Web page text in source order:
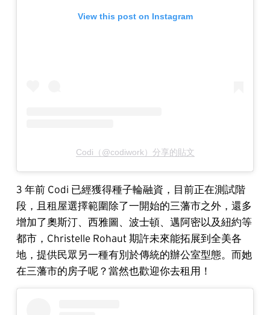
View this post on Instagram
Codi（@codiwork）分享的貼文
3 年前 Codi 已經獲得種子輪融資，目前正在測試階
段，且租屋選擇範圍除了一開始的三藩市之外，還多
增加了奧斯汀、西雅圖、波士頓、邁阿密以及紐約等
都市，Christelle Rohaut 期許未來能拓展到全美各
地，提供民眾另一種有別於傳統的辦公室型態。而她
在三藩市的房子呢？當然也歡迎你去租用！